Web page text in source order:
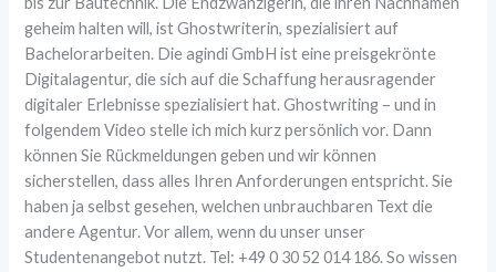
geheim halten will, ist Ghostwriterin, spezialisiert auf
Bachelorarbeiten. Die agindi GmbH ist eine preisgekrönte
Digitalagentur, die sich auf die Schaffung herausragender
digitaler Erlebnisse spezialisiert hat. Ghostwriting – und in
folgendem Video stelle ich mich kurz persönlich vor. Dann
können Sie Rückmeldungen geben und wir können
sicherstellen, dass alles Ihren Anforderungen entspricht. Sie
haben ja selbst gesehen, welchen unbrauchbaren Text die
andere Agentur. Vor allem, wenn du unser unser
Studentenangebot nutzt. Tel: +49 0 30 52 014 186. So wissen